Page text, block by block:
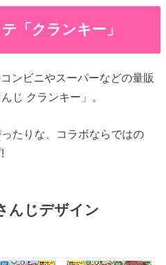
「クランキー」
ンビニやスーパーなどの量販
じ クランキー」。
たりな、コラボならではの
んじデザイン